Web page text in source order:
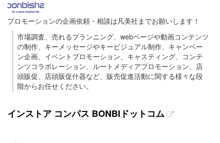
プロモーションの企画依頼・相談は凡美社までお願いします！
市場調査、売れるプランニング、webページや動画コンテンツ
の制作、キーメッセージやキービジュアル制作、キャンペー
ン企画、イベントプロモーション、キャスティング、コンテ
ンツコラボレーション、ルートメディアプロモーション、店
頭販促、店頭販促什器など、販売促進活動に関する様々な段
階からお任せください。
インストア コンパス BONBIドットコム